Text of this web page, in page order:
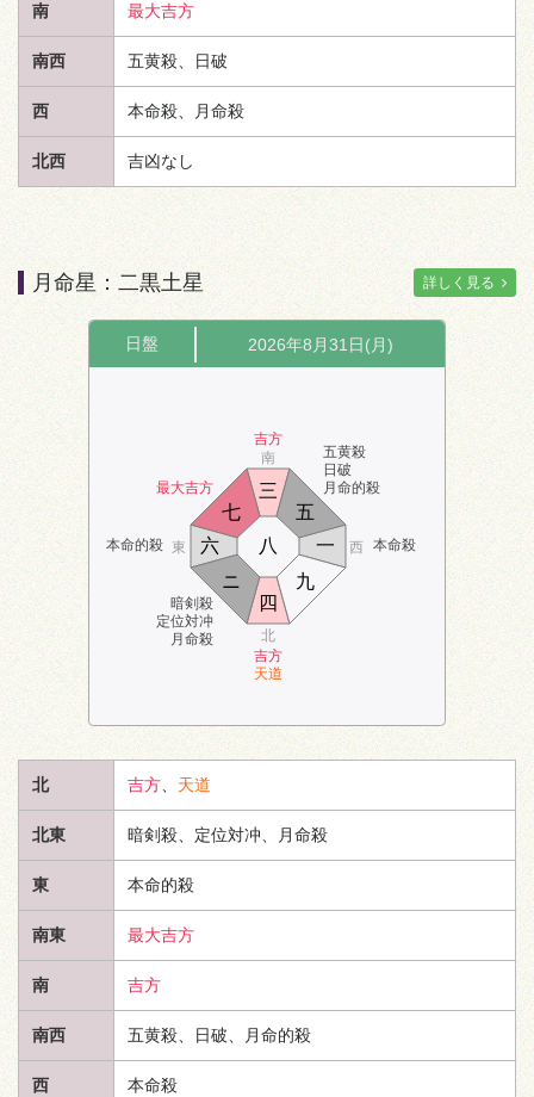
南 最大吉方
南西 五黄殺、日破
西 本命殺、月命殺
北西 吉凶なし
月命星：二黒土星 詳しく見る
日盤 2026年8月31日(月)
最大吉方
吉方
五黄殺
日破
月命的殺
本命的殺 本命殺
暗剣殺
定位対冲
月命殺
吉方
天道
南
北
東 西
四
五
六
七
八
九
一
ニ
三
北 吉方、 天道
北東 暗剣殺、定位対冲、月命殺
東 本命的殺
南東 最大吉方
南 吉方
南西 五黄殺、日破、月命的殺
西 本命殺